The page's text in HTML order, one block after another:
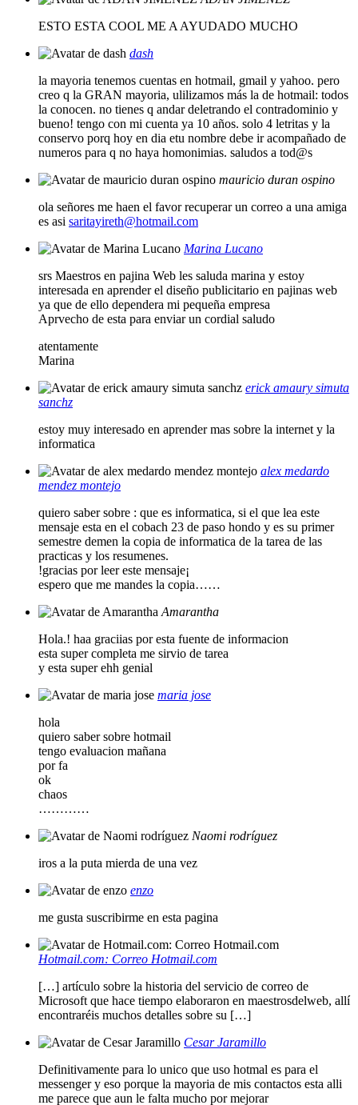
ESTO ESTA COOL ME A AYUDADO MUCHO
dash
la mayoria tenemos cuentas en hotmail, gmail y yahoo. pero
creo q la GRAN mayoria, ulilizamos más la de hotmail: todos
la conocen. no tienes q andar deletrando el contradominio y
bueno! tengo con mi cuenta ya 10 años. solo 4 letritas y la
conservo porq hoy en dia etu nombre debe ir acompañado de
numeros para q no haya homonimias. saludos a tod@s
mauricio duran ospino
ola señores me haen el favor recuperar un correo a una amiga
es asi saritayireth@hotmail.com
Marina Lucano
srs Maestros en pajina Web les saluda marina y estoy
interesada en aprender el diseño publicitario en pajinas web
ya que de ello dependera mi pequeña empresa
Aprvecho de esta para enviar un cordial saludo
atentamente
Marina
erick amaury simuta
sanchz
estoy muy interesado en aprender mas sobre la internet y la
informatica
alex medardo
mendez montejo
quiero saber sobre : que es informatica, si el que lea este
mensaje esta en el cobach 23 de paso hondo y es su primer
semestre demen la copia de informatica de la tarea de las
practicas y los resumenes.
!gracias por leer este mensaje¡
espero que me mandes la copia……
Amarantha
Hola.! haa graciias por esta fuente de informacion
esta super completa me sirvio de tarea
y esta super ehh genial
maria jose
hola
quiero saber sobre hotmail
tengo evaluacion mañana
por fa
ok
chaos
…………
Naomi rodríguez
iros a la puta mierda de una vez
enzo
me gusta suscribirme en esta pagina
Hotmail.com: Correo Hotmail.com
[…] artículo sobre la historia del servicio de correo de
Microsoft que hace tiempo elaboraron en maestrosdelweb, allí
encontraréis muchos detalles sobre su […]
Cesar Jaramillo
Definitivamente para lo unico que uso hotmal es para el
messenger y eso porque la mayoria de mis contactos esta alli
me parece que aun le falta mucho por mejorar